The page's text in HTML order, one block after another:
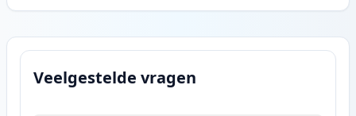
Veelgestelde vragen